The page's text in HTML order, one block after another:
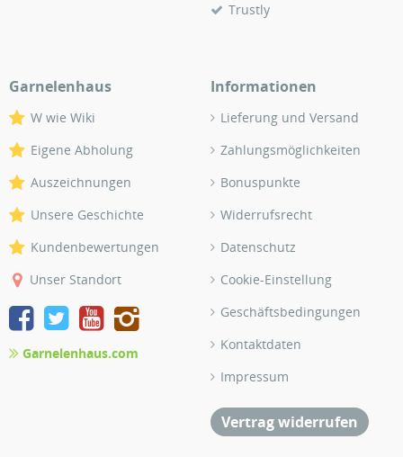
Trustly
Garnelenhaus
W wie Wiki
Eigene Abholung
Auszeichnungen
Unsere Geschichte
Kundenbewertungen
Unser Standort
Garnelenhaus.com
Informationen
Lieferung und Versand
Zahlungsmöglichkeiten
Bonuspunkte
Widerrufsrecht
Datenschutz
Cookie-Einstellung
Geschäftsbedingungen
Kontaktdaten
Impressum
Vertrag widerrufen